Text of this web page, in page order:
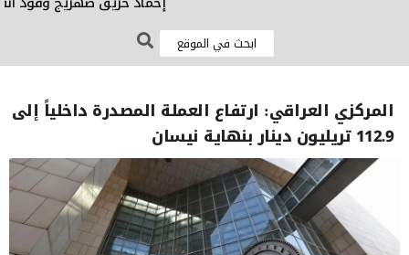
المركزي العراقي: ارتفاع العملة المصدرة داخلياً إلى
112.9 تريليون دينار بنهاية نيسان